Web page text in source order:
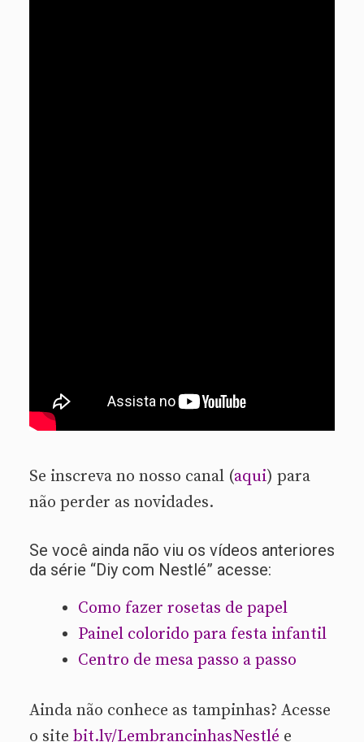
Se inscreva no nosso canal (aqui) para
não perder as novidades.
Se você ainda não viu os vídeos anteriores
da série “Diy com Nestlé” acesse:
Como fazer rosetas de papel
Painel colorido para festa infantil
Centro de mesa passo a passo
Ainda não conhece as tampinhas? Acesse
o site bit.ly/LembrancinhasNestlé e